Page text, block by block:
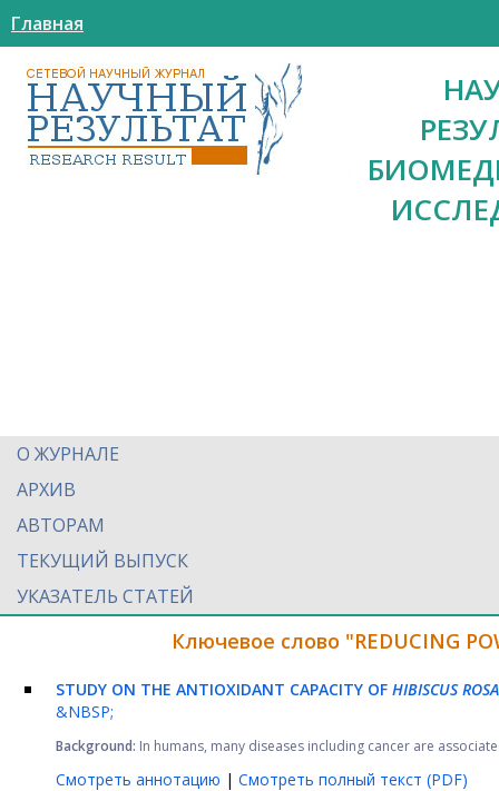
Главная
О ЖУРНАЛЕ
АРХИВ
АВТОРАМ
ТЕКУЩИЙ ВЫПУСК
УКАЗАТЕЛЬ СТАТЕЙ
Ключевое слово "REDUCING
STUDY ON THE ANTIOXIDANT CAPACITY OF HIBISCUS
&NBSP;
Background: In humans, many diseases including cancer are
Смотреть аннотацию | Смотреть полный текст (PDF)